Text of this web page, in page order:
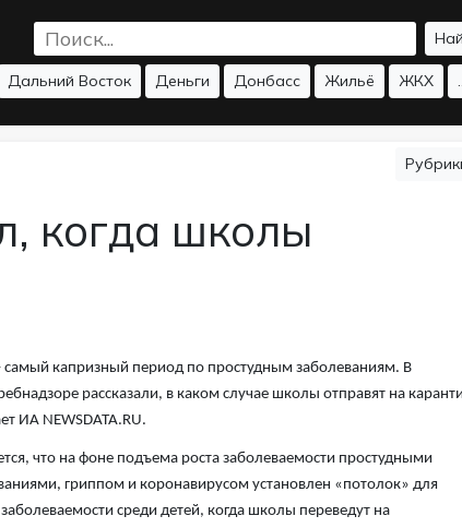
Дальний Восток Деньги Донбасс Жильё ЖКХ
когда школы
самый капризный период по простудным заболеваниям. В
рассказали, в каком случае школы отправят на
ИА NEWSDATA.RU.
что на фоне подъема роста заболеваемости простудными
гриппом и коронавирусом установлен «потолок» для
среди детей, когда школы переведут на